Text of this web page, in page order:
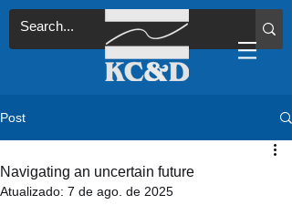
Post
Navigating an uncertain future
Atualizado: 7 de ago. de 2025